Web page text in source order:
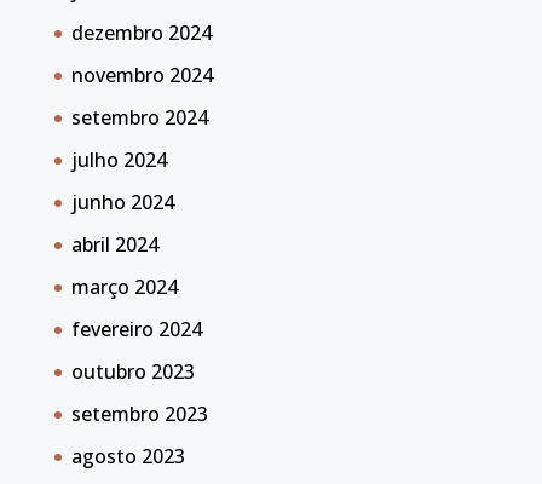
dezembro 2024
novembro 2024
setembro 2024
julho 2024
junho 2024
abril 2024
março 2024
fevereiro 2024
outubro 2023
setembro 2023
agosto 2023